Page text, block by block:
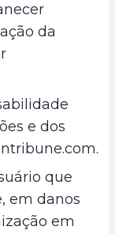
da
e dos
que
em danos
em